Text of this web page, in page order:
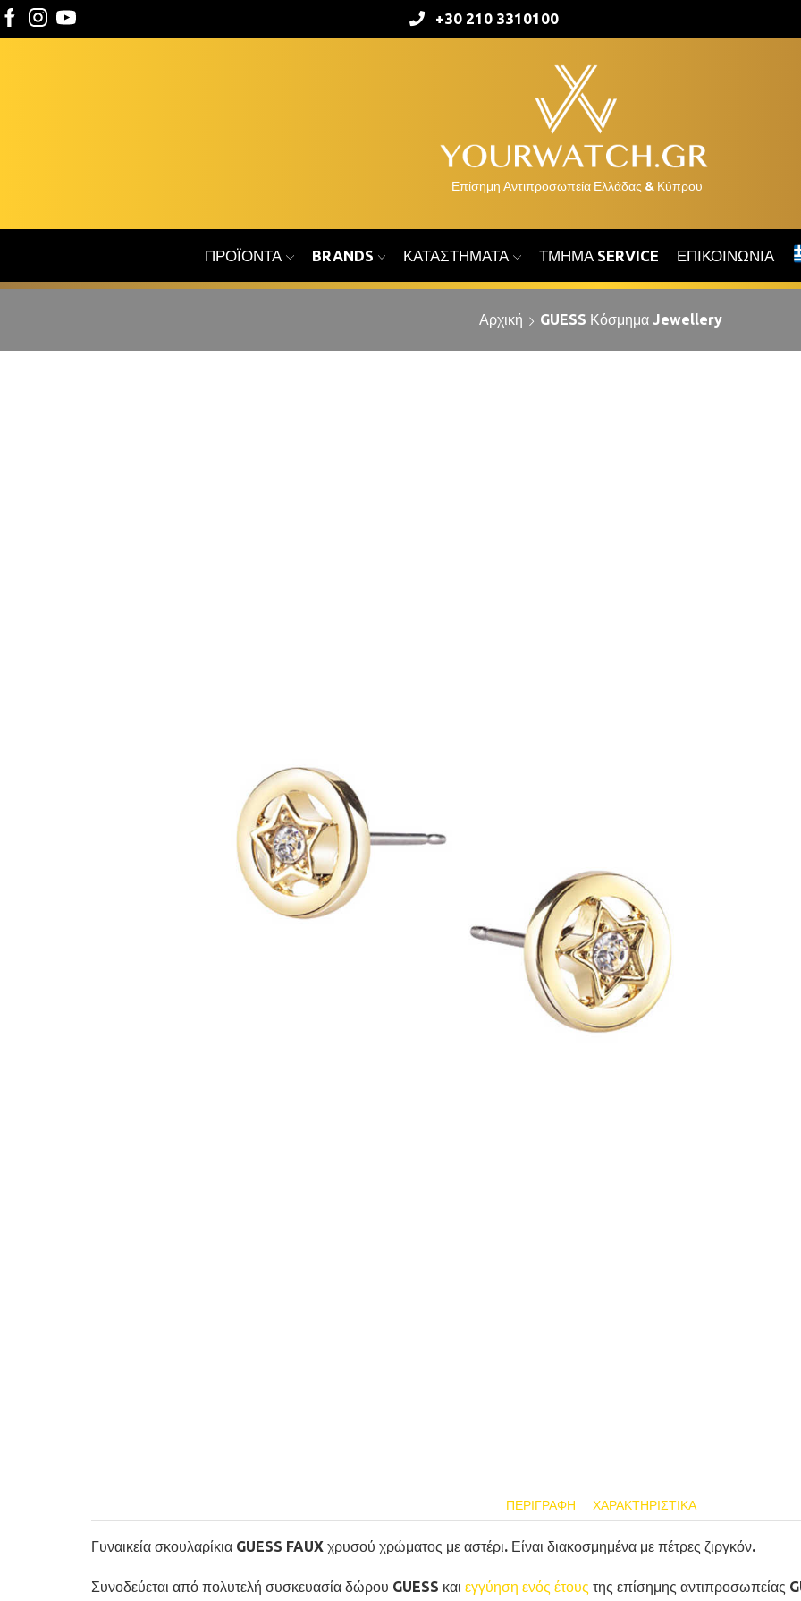
+30 210 3310100
ΠΡΟΪΌΝΤΑ BRANDS ΚΑΤΑΣΤΉΜΑΤΑ ΤΜΉΜΑ SERVICE ΕΠΙΚΟΙΝΩΝΊΑ
Αρχική GUESS Κόσμημα Jewellery
ΠΕΡΙΓΡΑΦΉ ΧΑΡΑΚΤΗΡΙΣΤΙΚΆ
Γυναικεία σκουλαρίκια GUESS FAUX χρυσού χρώματος με αστέρι. Είναι διακοσμημένα με πέτρες ζιργκόν.
Συνοδεύεται από πολυτελή συσκευασία δώρου GUESS και εγγύηση ενός έτους της επίσημης αντιπροσωπείας